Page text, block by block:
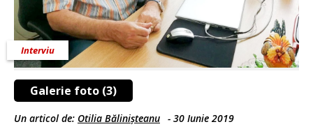
Galerie foto (3)
Interviu
Un articol de: Otilia Bălinișteanu - 30 Iunie 2019